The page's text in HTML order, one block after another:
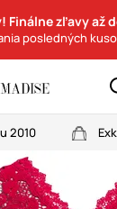
Finálne zľavy až
posledných
2010